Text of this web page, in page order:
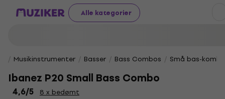
Alle kategorier
Musikinstrumenter Basser Bass Combos Små bas-
Ibanez P20 Small Bass Combo
4,6/5
8 x bedømt